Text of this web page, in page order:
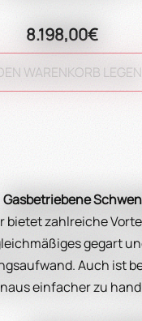
8.198,00€
WARENKORB LEGEN
Gasbetriebene
zahlreiche
gegart
Auch ist
einfacher zu